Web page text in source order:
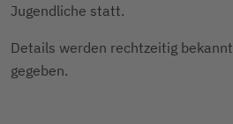
Jugendliche statt.
Details werden rechtzeitig bekannt
gegeben.